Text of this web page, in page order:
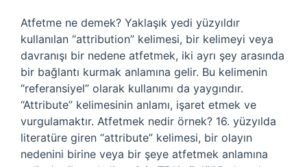
Atfetme ne demek? Yaklaşık yedi yüzyıldır
kullanılan “attribution” kelimesi, bir kelimeyi veya
davranışı bir nedene atfetmek, iki ayrı şey arasında
bir bağlantı kurmak anlamına gelir. Bu kelimenin
“referansiyel” olarak kullanımı da yaygındır.
“Attribute” kelimesinin anlamı, işaret etmek ve
vurgulamaktır. Atfetmek nedir örnek? 16. yüzyılda
literatüre giren “attribute” kelimesi, bir olayın
nedenini birine veya bir şeye atfetmek anlamına